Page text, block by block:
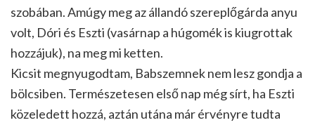
szobában. Amúgy meg az állandó szereplőgárda anyu
volt, Dóri és Eszti (vasárnap a húgomék is kiugrottak
hozzájuk), na meg mi ketten.
Kicsit megnyugodtam, Babszemnek nem lesz gondja a
bölcsiben. Természetesen első nap még sírt, ha Eszti
közeledett hozzá, aztán utána már érvényre tudta